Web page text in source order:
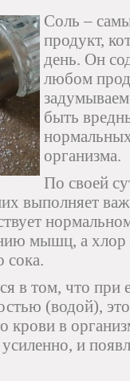
Соль –
продукт,
день. Он
любом
быть
организма.
По своей
выполняет
мышц, а хлор
сока.
в том, что при
(водой),
крови в
усиленно, и